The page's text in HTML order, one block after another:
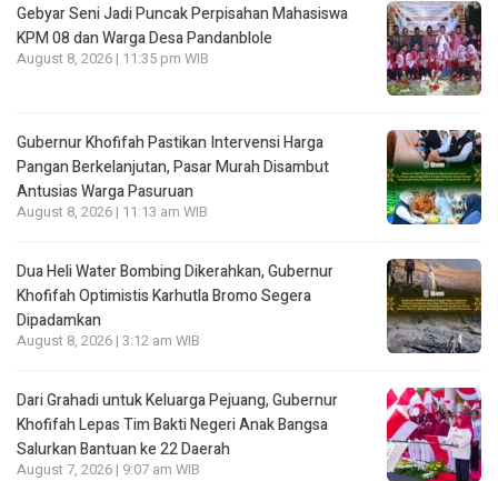
Gebyar Seni Jadi Puncak Perpisahan Mahasiswa
KPM 08 dan Warga Desa Pandanblole
August 8, 2026 | 11:35 pm WIB
Gubernur Khofifah Pastikan Intervensi Harga
Pangan Berkelanjutan, Pasar Murah Disambut
Antusias Warga Pasuruan
August 8, 2026 | 11:13 am WIB
Dua Heli Water Bombing Dikerahkan, Gubernur
Khofifah Optimistis Karhutla Bromo Segera
Dipadamkan
August 8, 2026 | 3:12 am WIB
Dari Grahadi untuk Keluarga Pejuang, Gubernur
Khofifah Lepas Tim Bakti Negeri Anak Bangsa
Salurkan Bantuan ke 22 Daerah
August 7, 2026 | 9:07 am WIB